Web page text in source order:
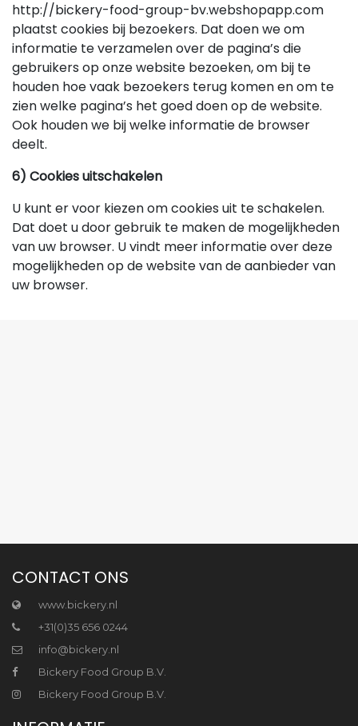
http://bickery-food-group-bv.webshopapp.com
plaatst cookies bij bezoekers. Dat doen we om
informatie te verzamelen over de pagina’s die
gebruikers op onze website bezoeken, om bij te
houden hoe vaak bezoekers terug komen en om te
zien welke pagina’s het goed doen op de website.
Ook houden we bij welke informatie de browser
deelt.
6) Cookies uitschakelen
U kunt er voor kiezen om cookies uit te schakelen.
Dat doet u door gebruik te maken de mogelijkheden
van uw browser. U vindt meer informatie over deze
mogelijkheden op de website van de aanbieder van
uw browser.
CONTACT ONS
www.bickery.nl
+31(0)35 656 0244
info@bickery.nl
Bickery Food Group B.V.
Bickery Food Group B.V.